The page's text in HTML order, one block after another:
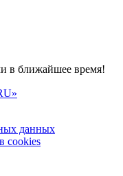
в ближайшее время!
данных
cookies